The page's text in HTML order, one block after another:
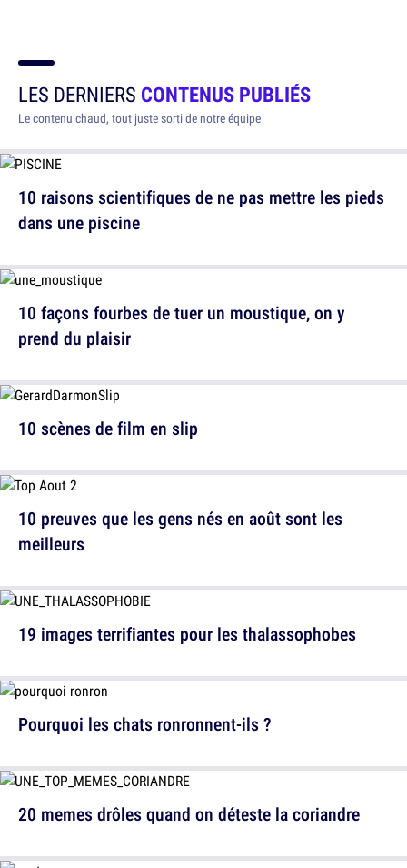
LES DERNIERS CONTENUS PUBLIÉS
Le contenu chaud, tout juste sorti de notre équipe
10 raisons scientifiques de ne pas mettre les pieds
dans une piscine
10 scènes de film en slip
19 images terrifiantes pour les thalassophobes
20 memes drôles quand on déteste la coriandre
10 façons fourbes de tuer un moustique, on y
prend du plaisir
10 preuves que les gens nés en août sont les
meilleurs
Pourquoi les chats ronronnent-ils ?